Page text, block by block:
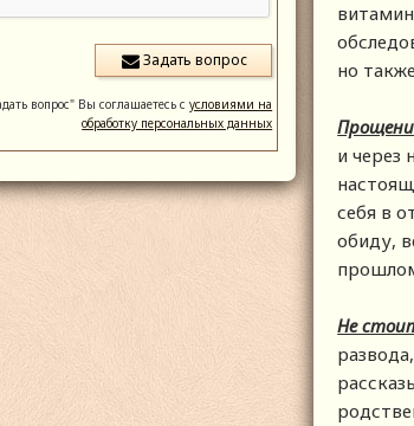
вопрос" Вы соглашаетесь сусловиями на
обработку персональных данных
но
и через
себя в
обиду,
Не